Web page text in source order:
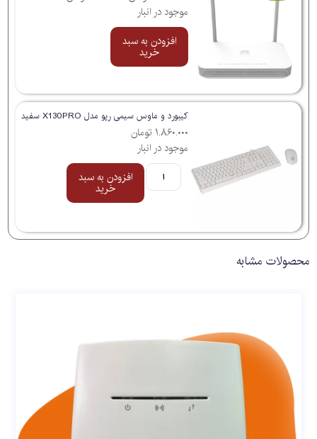
موجود در انبار
افزودن به سبد
خرید
کیبورد و ماوس سیمی رپو مدل X130PRO سفید
۱.۸۶۰.۰۰۰ تومان
موجود در انبار
افزودن به سبد
خرید
محصولات مشابه